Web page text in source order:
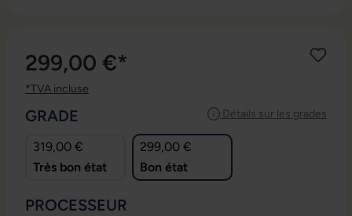
299,00 €*
*TVA incluse
Détails sur les grades
SÉLECTIONNEZ
GRADE
319,00 €
Très bon état
299,00 €
Bon état
SÉLECTIONNEZ
PROCESSEUR